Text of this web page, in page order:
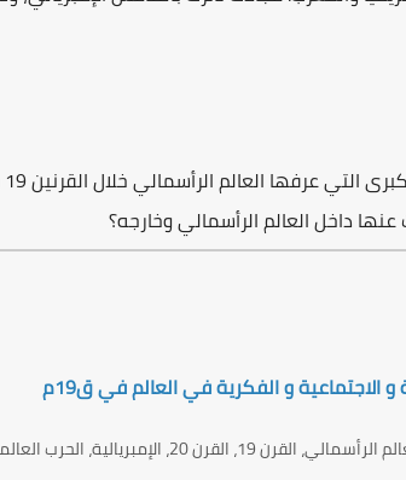
عرفها العالم الرأسمالي خلال القرنين 19 و20م؟
عنها داخل العالم الرأسمالي وخارجه؟
و الاجتماعية و الفكرية في العالم في ق19م
الحرب العالمية، الاستعمار، الاستقلال، الإصلاحات.